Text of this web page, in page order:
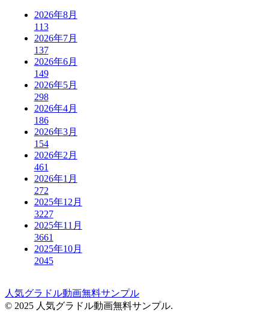
2026年8月
113
2026年7月
137
2026年6月
149
2026年5月
298
2026年4月
186
2026年3月
154
2026年2月
461
2026年1月
272
2025年12月
3227
2025年11月
3661
2025年10月
2045
人気グラドル動画無料サンプル
© 2025 人気グラドル動画無料サンプル.